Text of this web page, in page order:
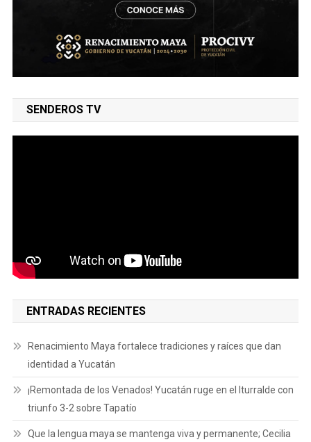
SENDEROS TV
ENTRADAS RECIENTES
Renacimiento Maya fortalece tradiciones y raíces que dan
identidad a Yucatán
¡Remontada de los Venados! Yucatán ruge en el Iturralde con
triunfo 3-2 sobre Tapatío
Que la lengua maya se mantenga viva y permanente; Cecilia